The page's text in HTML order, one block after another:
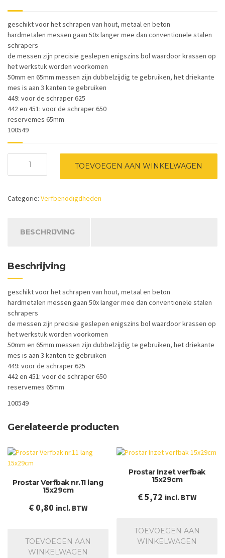
geschikt voor het schrapen van hout, metaal en beton
hardmetalen messen gaan 50x langer mee dan conventionele stalen
schrapers
de messen zijn precisie geslepen enigszins bol waardoor krassen op
het werkstuk worden voorkomen
50mm en 65mm messen zijn dubbelzijdig te gebruiken, het driekante
mes is aan 3 kanten te gebruiken
449: voor de schraper 625
442 en 451: voor de schraper 650
reservemes 65mm
100549
reservemes
schrapers
TOEVOEGEN AAN WINKELWAGEN
Categorie: Verfbenodigdheden
BESCHRIJVING
Beschrijving
geschikt voor het schrapen van hout, metaal en beton
hardmetalen messen gaan 50x langer mee dan conventionele stalen
schrapers
de messen zijn precisie geslepen enigszins bol waardoor krassen op
het werkstuk worden voorkomen
50mm en 65mm messen zijn dubbelzijdig te gebruiken, het driekante
mes is aan 3 kanten te gebruiken
449: voor de schraper 625
442 en 451: voor de schraper 650
reservemes 65mm
100549
Gerelateerde producten
Prostar Verfbak nr.11 lang
15x29cm
€0,80 incl. BTW
TOEVOEGEN AAN
WINKELWAGEN
Prostar Inzet verfbak
15x29cm
€5,72 incl. BTW
TOEVOEGEN AAN
WINKELWAGEN